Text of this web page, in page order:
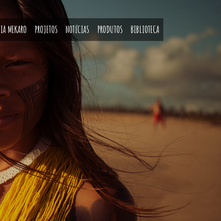
MEKARO PROJETOS NOTíCIAS PRODUTOS BIBLIOTECA